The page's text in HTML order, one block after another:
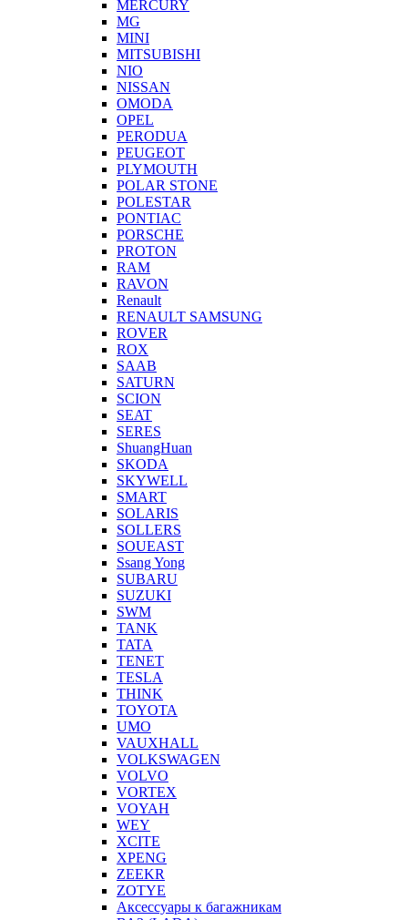
MERCURY
MG
MINI
MITSUBISHI
NIO
NISSAN
OMODA
OPEL
PERODUA
PEUGEOT
PLYMOUTH
POLAR STONE
POLESTAR
PONTIAC
PORSCHE
PROTON
RAM
RAVON
Renault
RENAULT SAMSUNG
ROVER
ROX
SAAB
SATURN
SCION
SEAT
SERES
ShuangHuan
SKODA
SKYWELL
SMART
SOLARIS
SOLLERS
SOUEAST
Ssang Yong
SUBARU
SUZUKI
SWM
TANK
TATA
TENET
TESLA
THINK
TOYOTA
UMO
VAUXHALL
VOLKSWAGEN
VOLVO
VORTEX
VOYAH
WEY
XCITE
XPENG
ZEEKR
ZOTYE
Аксессуары к багажникам